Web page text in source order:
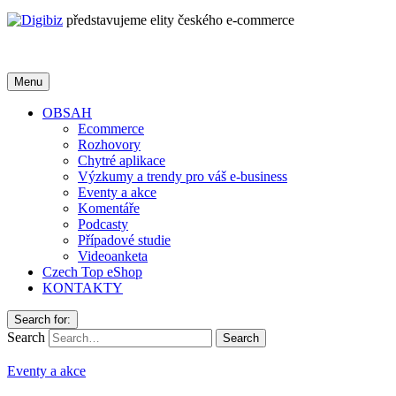
představujeme elity českého e-commerce
Menu
OBSAH
Ecommerce
Rozhovory
Chytré aplikace
Výzkumy a trendy pro váš e-business
Eventy a akce
Komentáře
Podcasty
Případové studie
Videoanketa
Czech Top eShop
KONTAKTY
Search for:
Search
Eventy a akce